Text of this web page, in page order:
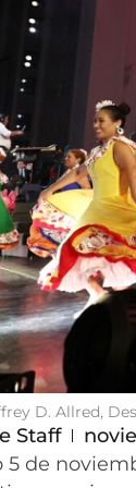
D. Allred,
Staff
5 de